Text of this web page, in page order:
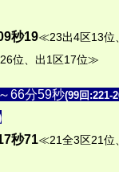
秒19≪23出4区13位
位、出1区17位≫
66分59秒(99回:221-
秒71≪21全3区21位